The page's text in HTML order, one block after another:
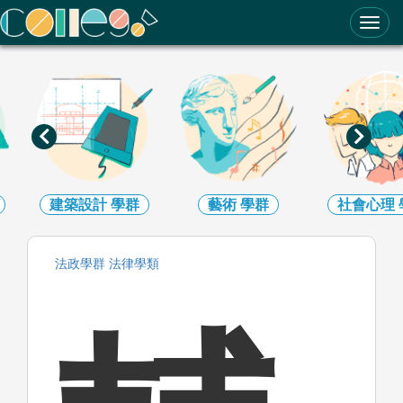
ColleGo! 大學選才與高中育才輔助系統
建築設計學群 藝術 學群 社會心理
法政學群 法律學類